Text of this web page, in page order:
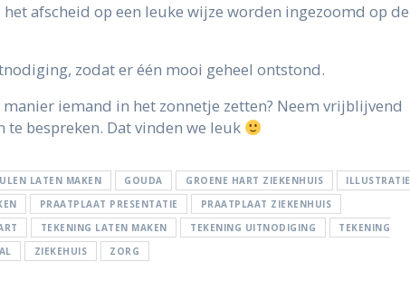
afscheid op een leuke wijze worden ingezoomd op de
zodat er één mooi geheel ontstond.
iemand in het zonnetje zetten? Neem vrijblijvend
bespreken. Dat vinden we leuk
LATEN MAKEN GOUDA GROENE HART ZIEKENHUIS
ILLUSTRATIE
PRAATPLAAT PRESENTATIE
PRAATPLAAT ZIEKENHUIS
TEKENING LATEN MAKEN TEKENING UITNODIGING
TEKENING
ZIEKEHUIS ZORG